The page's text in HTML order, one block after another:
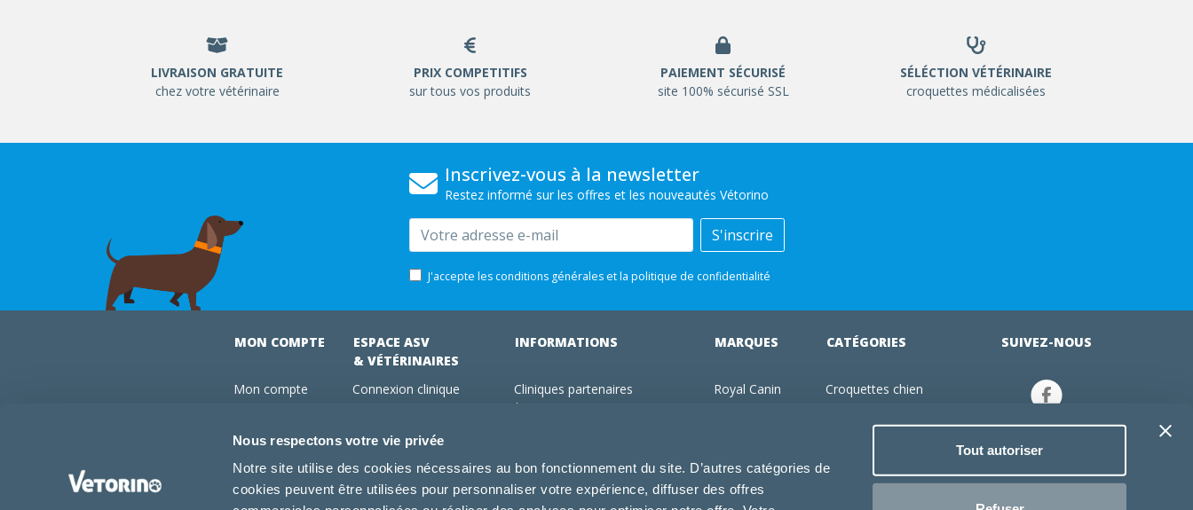
Nous respectons votre vie privée
Notre site utilise des cookies nécessaires au bon fonctionnement du site. D’autres catégories de
cookies peuvent être utilisées pour personnaliser votre expérience, diffuser des offres
Tout autoriser
LIVRAISON GRATUITE
chez votre vétérinaire
PRIX COMPETITIFS
sur tous vos produits
PAIEMENT SÉCURISÉ
site 100% sécurisé SSL
SÉLÉCTION VÉTÉRINAIRE
croquettes médicalisées
Inscrivez-vous à la newsletter
Restez informé sur les offres et les nouveautés Vétorino
Email S'inscrire
J'accepte les conditions générales et la politique de confidentialité
MON COMPTE
Mon compte
Conseils vétos
FAQ
ESPACE ASV
& VÉTÉRINAIRES
Connexion clinique
Devenir adhérent Vétorino
INFORMATIONS
Cliniques partenaires
Utilisation des cookies
Conditions générales d'utilisation
MARQUES
Royal Canin
Specific
Dechra
CATÉGORIES
Croquettes chien
Jouets chien
Produits vétérinaire chien
SUIVEZ-NOUS